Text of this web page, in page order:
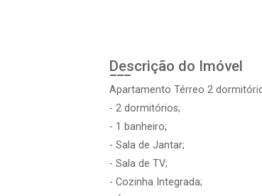
Descrição do Imóvel
Apartamento Térreo 2
- 2 dormitórios;
- 1 banheiro;
- Sala de Jantar;
- Sala de TV;
- Cozinha Integrada;